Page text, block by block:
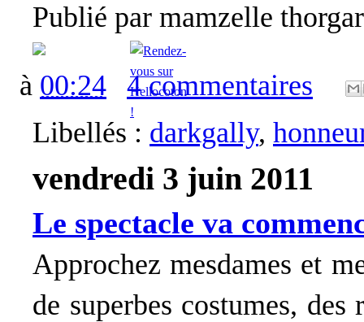
Publié par mamzelle
à 00:24
4 commentaires
Libellés : darkgally,
vendredi 3 juin 2011
Le spectacle va
Approchez mesdames et
de superbes costumes,